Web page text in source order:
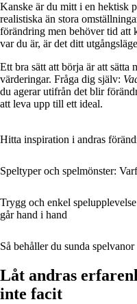
Kanske är du mitt i en hektisk
realistiska än stora
förändring men behöver tid att
var du är, är det ditt
Ett bra sätt att börja är att sätta
värderingar. Fråga dig själv:
du agerar utifrån det blir
att leva upp till ett ideal.
Hitta inspiration i andras
Speltyper och spelmönster:
Trygg och enkel
går hand i hand
Så behåller du sunda
Låt andras
inte facit